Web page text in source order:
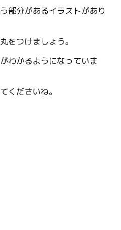
部分があるイラストがあり
をつけましょう。
わかるようになっていま
くださいね。